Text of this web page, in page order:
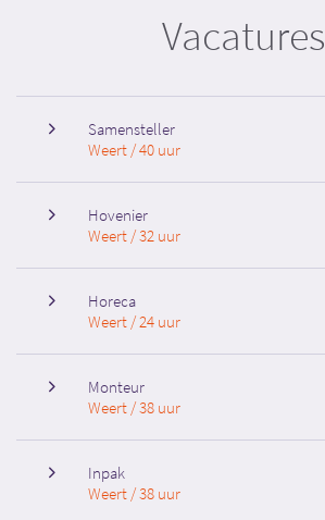
Vacatures
Samensteller
Weert / 40 uur
Hovenier
Weert / 32 uur
Horeca
Weert / 24 uur
Monteur
Weert / 38 uur
Inpak
Weert / 38 uur